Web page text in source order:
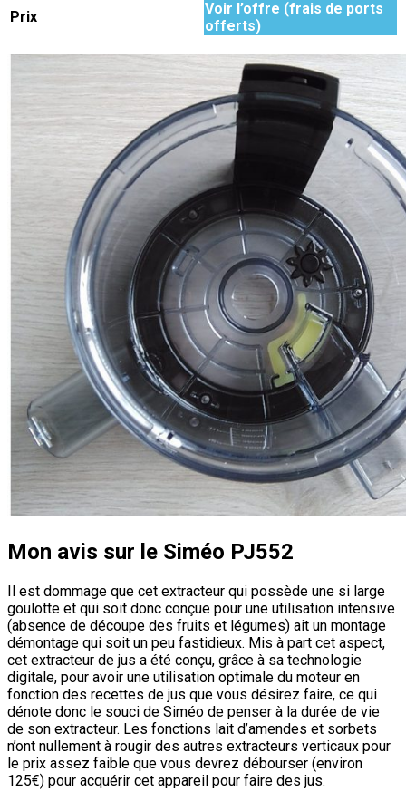
Prix
Voir l’offre (frais de ports
offerts)
Mon avis sur le Siméo PJ552
Il est dommage que cet extracteur qui possède une si large
goulotte et qui soit donc conçue pour une utilisation intensive
(absence de découpe des fruits et légumes) ait un montage
démontage qui soit un peu fastidieux. Mis à part cet aspect,
cet extracteur de jus a été conçu, grâce à sa technologie
digitale, pour avoir une utilisation optimale du moteur en
fonction des recettes de jus que vous désirez faire, ce qui
dénote donc le souci de Siméo de penser à la durée de vie
de son extracteur. Les fonctions lait d’amendes et sorbets
n’ont nullement à rougir des autres extracteurs verticaux pour
le prix assez faible que vous devrez débourser (environ
125€) pour acquérir cet appareil pour faire des jus.